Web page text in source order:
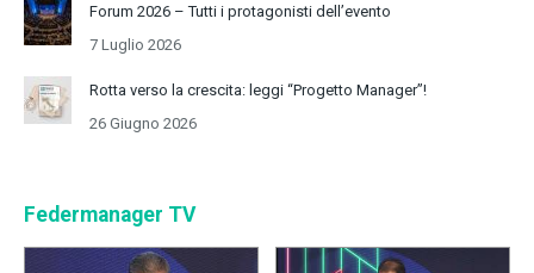
Forum 2026 – Tutti i protagonisti dell’evento
7 Luglio 2026
Rotta verso la crescita: leggi “Progetto Manager”!
26 Giugno 2026
Federmanager TV